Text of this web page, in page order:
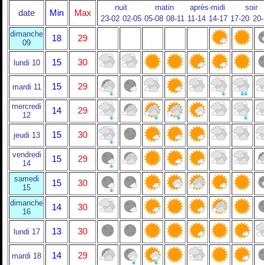
date Min Max
nuit matin après-midi
soir
23-02 02-05 05-08 08-11 11-14 14-17 17-20
dimanche
09
18 29
lundi 10 15 30
mardi 11 15 29
mercredi
12
14 29
jeudi 13 15 30
vendredi
14
15 29
samedi
15
15 30
dimanche
16
14 30
lundi 17 13 30
mardi 18 14
29